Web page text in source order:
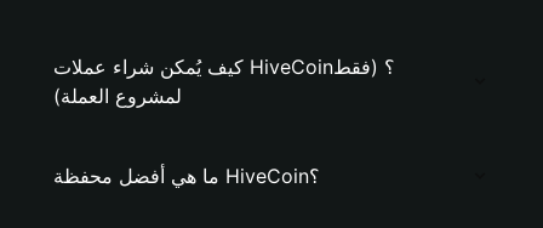
كيف يُمكن شراء عملات HiveCoin؟ (فقط
لمشروع العملة)
ما هي أفضل محفظة HiveCoin؟